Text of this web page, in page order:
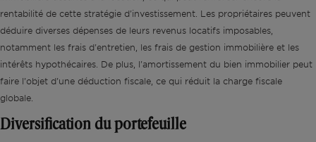
rentabilité de cette stratégie d'investissement. Les propriétaires peuvent
déduire diverses dépenses de leurs revenus locatifs imposables,
notamment les frais d'entretien, les frais de gestion immobilière et les
intérêts hypothécaires. De plus, l'amortissement du bien immobilier peut
faire l'objet d'une déduction fiscale, ce qui réduit la charge fiscale
globale.
Diversification du portefeuille